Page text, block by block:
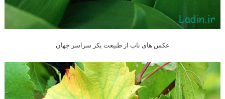
عکس های ناب از طبیعت بکر سراسر جهان